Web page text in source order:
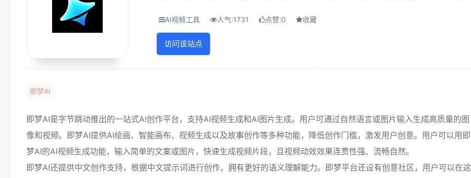
AI视频工具
人气:1731 点赞:0 收藏
访问该站点
即梦AI
即梦AI是字节跳动推出的一站式AI创作平台，支持AI视频生成和AI图片生成。用户可通过自然语言或图片输入生成高质量的图
像和视频。即梦AI提供AI绘画、智能画布、视频生成以及故事创作等多种功能，降低创作门槛，激发用户创意。用户可以用即
梦AI的AI视频生成功能，输入简单的文案或图片，快速生成视频片段，且视频动效效果连贯性强、流畅自然。
即梦AI还提供中文创作支持，根据中文提示词进行创作，拥有更好的语义理解能力。即梦平台还设有创意社区，用户可以在这